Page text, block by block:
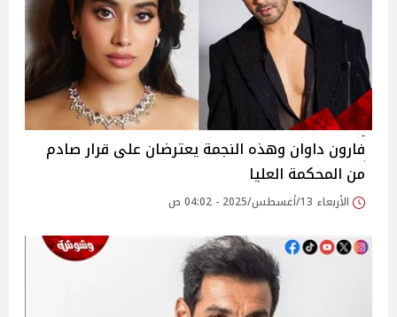
فارون داوان وهذه النجمة يعترضان على قرار صادم
من المحكمة العليا
الأربعاء 13/أغسطس/2025 - 04:02 ص